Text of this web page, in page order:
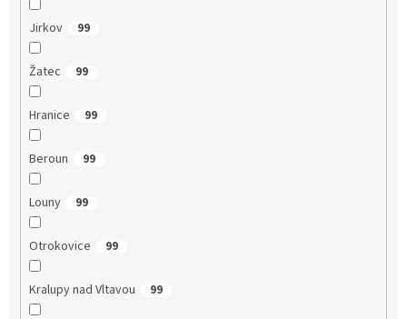
Jirkov 99
Žatec 99
Hranice 99
Beroun 99
Louny 99
Otrokovice 99
Kralupy nad Vltavou 99